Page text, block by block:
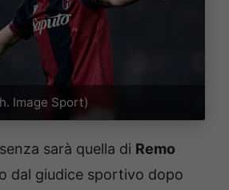
Image Sport)
sarà quella di Remo
dal giudice sportivo dopo